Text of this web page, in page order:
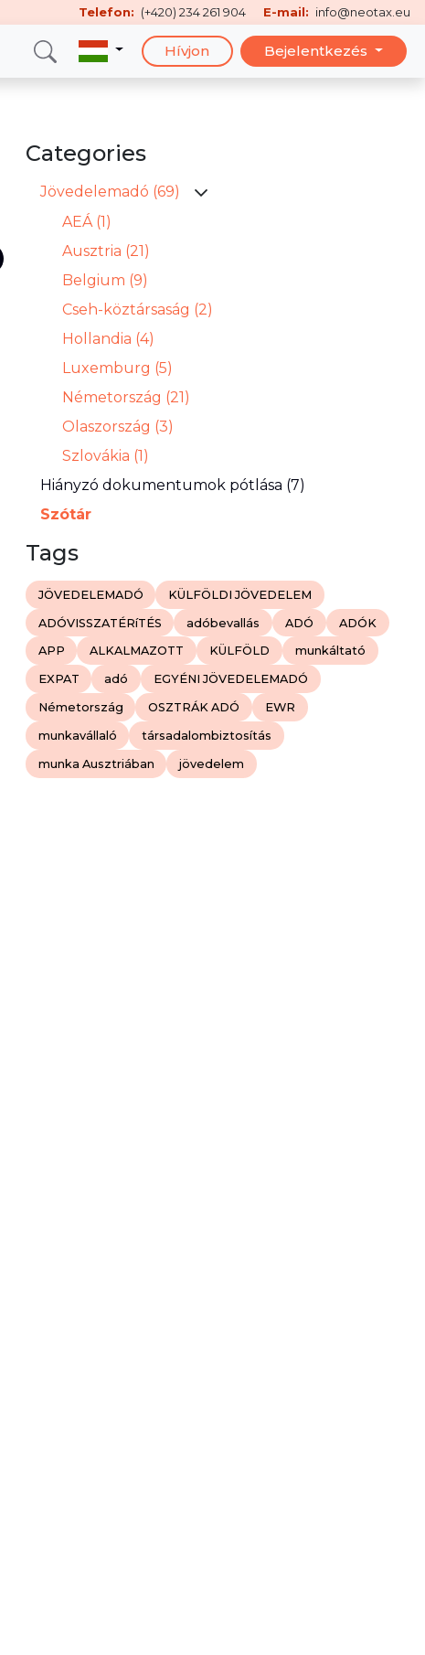
Telefon: (+420) 234 261 904 E-mail: info@neotax.eu
Hívjon Bejelentkezés
Categories
Jövedelemadó (69)
AEÁ (1)
Ausztria (21)
Belgium (9)
Cseh-köztársaság (2)
Hollandia (4)
Luxemburg (5)
Németország (21)
Olaszország (3)
Szlovákia (1)
Hiányzó dokumentumok pótlása (7)
Szótár
Tags
JÖVEDELEMADÓ KÜLFÖLDI JÖVEDELEM
ADÓVISSZATÉRíTÉS adóbevallás ADÓ ADÓK
APP ALKALMAZOTT KÜLFÖLD munkáltató
EXPAT adó EGYÉNI JÖVEDELEMADÓ
Németország OSZTRÁK ADÓ EWR
munkavállaló társadalombiztosítás
munka Ausztriában jövedelem